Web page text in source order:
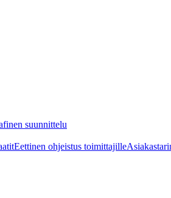
suunnittelu
Eettinen ohjeistus toimittajille